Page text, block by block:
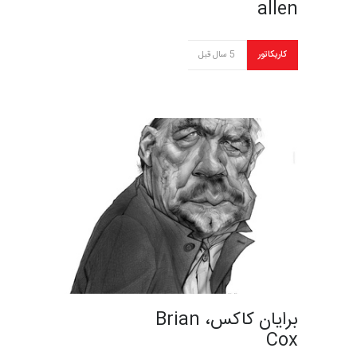
allen
کاریکاتور 5 سال قبل
برایان کاکس، Brian
Cox